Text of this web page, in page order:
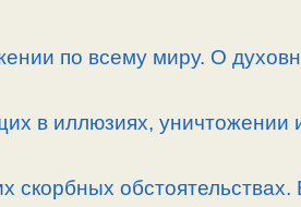
по всему миру. О
в иллюзиях, уничтожении
обстоятельствах.